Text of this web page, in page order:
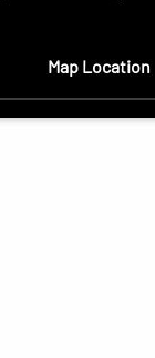
Map Location